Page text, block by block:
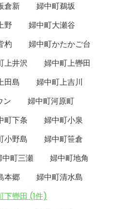
倉新
婦中町鵜坂
野
婦中町大瀬谷
杓
婦中町かたかご台
上井沢
婦中町上轡田
田島
婦中町上吉川
ン
婦中町河原町
町下条
婦中町小泉
小野島
婦中町笹倉
中町三瀬
婦中町地角
本郷
婦中町清水島
下轡田 (1件)